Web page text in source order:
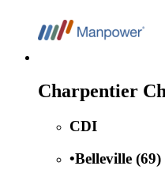
Charpentier
CDI
•Belleville (69)